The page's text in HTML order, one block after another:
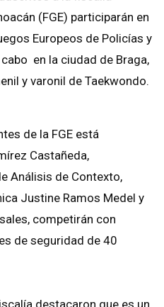
(FGE) participarán en
Europeos de Policías y
en la ciudad de Braga,
y varonil de Taekwondo.
de la FGE está
Castañeda,
Análisis de Contexto,
Justine Ramos Medel y
competirán con
de seguridad de 40
destacaron que es un